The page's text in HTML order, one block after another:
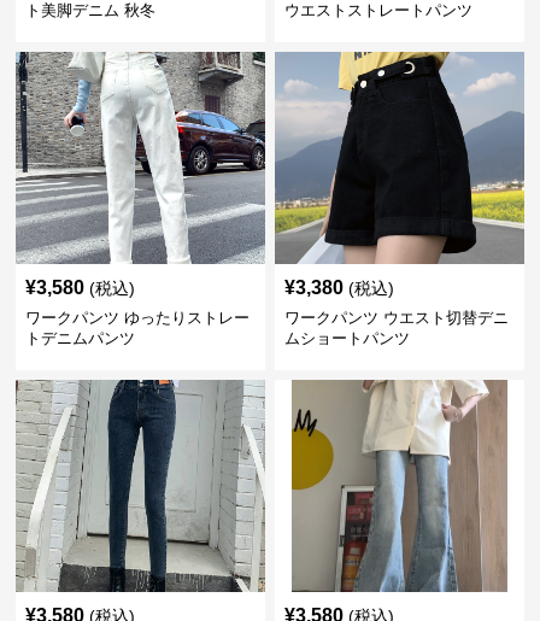
ト美脚デニム 秋冬
ウエストストレートパンツ
¥3,580 (税込)
ワークパンツ ゆったりストレー
トデニムパンツ
¥3,380 (税込)
ワークパンツ ウエスト切替デニ
ムショートパンツ
¥3,580 (税込) ¥3,580 (税込)